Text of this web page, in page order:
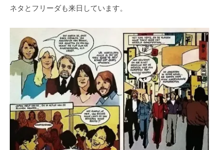
ネタとフリーダも来日しています。